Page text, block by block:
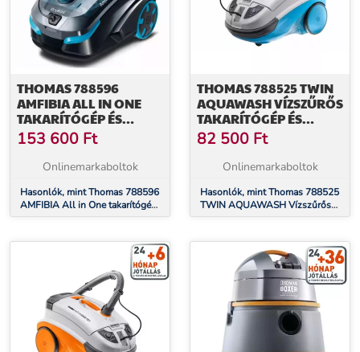
THOMAS 788596
AMFIBIA ALL IN ONE
TAKARÍTÓGÉP ÉS
KÁRPITTISZTÍTÓ
153 600 Ft
Onlinemarkaboltok
Hasonlók, mint Thomas 788596
AMFIBIA All in One takarítógép
és kárpittisztító
THOMAS 788525 TWIN
AQUAWASH VÍZSZŰRŐS
TAKARÍTÓGÉP ÉS
KÁRPITTISZTÍTÓ
82 500 Ft
Onlinemarkaboltok
Hasonlók, mint Thomas 788525
TWIN AQUAWASH Vízszűrős
Takarítógép és Kárpittisztító